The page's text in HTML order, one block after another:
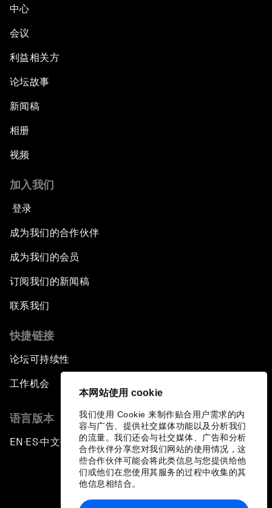
本网站使用 cookie
我们使用 Cookie 来制作贴合用户需求的内
容与广告、提供社交媒体功能以及分析我们
的流量。我们还会与社交媒体、广告和分析
合作伙伴分享您对我们网站的使用情况，这
些合作伙伴可能会将此类信息与您提供给他
们或他们在您使用其服务的过程中收集的其
他信息相结合。
中心
会议
利益相关方
论坛故事
新闻稿
相册
视频
加入我们
登录
成为我们的合作伙伴
成为我们的会员
订阅我们的新闻稿
联系我们
快捷链接
论坛可持续性
工作机会
语言版本
EN ▪ES▪中文▪ 日本語